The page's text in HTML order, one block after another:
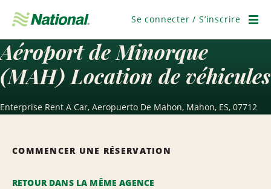
navigation
Se connecter / S’inscrire
Aéroport de Minorque
(MAH) Location de véhicules
Enterprise Rent A Car, Aeropuerto De Mahon, Mahon, ES, 07712
COMMENCER UNE RÉSERVATION
RETOUR DANS LA MÊME AGENCE